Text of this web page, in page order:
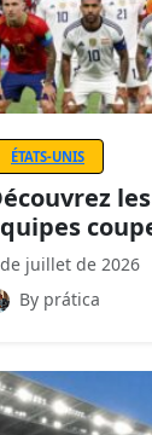
ÉTATS-UNIS
juillet de 2026
By prática